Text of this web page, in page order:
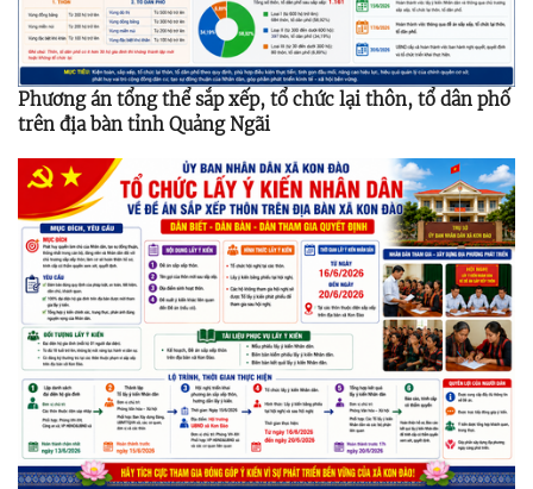
Phương án tổng thể sắp xếp, tổ chức lại thôn, tổ dân phố
trên địa bàn tỉnh Quảng Ngãi